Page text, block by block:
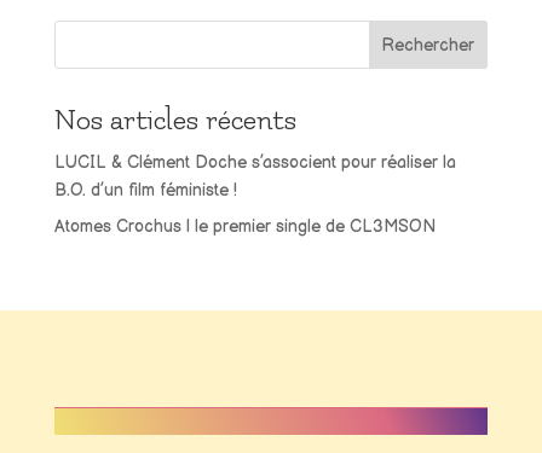
Rechercher
Nos articles récents
LUCIL & Clément Doche s’associent pour réaliser la
B.O. d’un film féministe !
Atomes Crochus | le premier single de CL3MSON